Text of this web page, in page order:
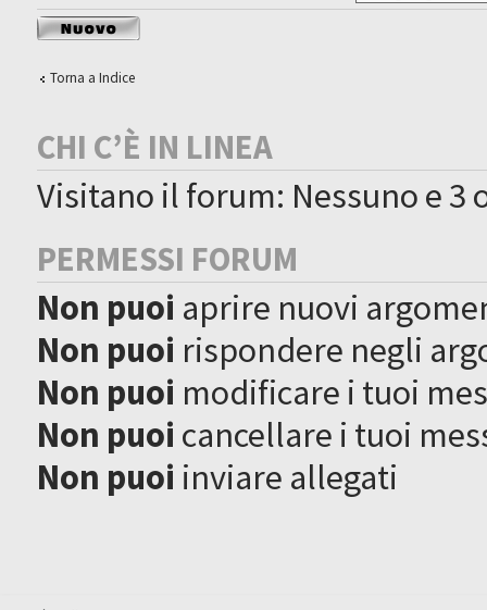
Scrivi un nuovo
argomento
Torna a Indice
CHI C’È IN LINEA
Visitano il forum: Nessuno e 3
PERMESSI FORUM
Non puoi aprire nuovi
Non puoi rispondere negli
Non puoi modificare i tuoi
Non puoi cancellare i tuoi
Non puoi inviare allegati